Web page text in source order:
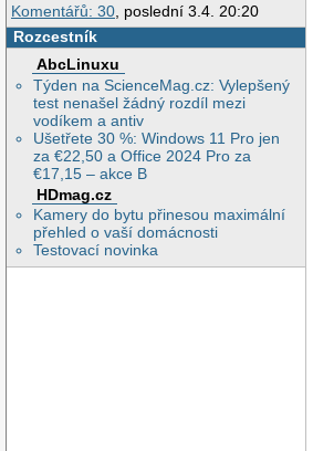
Komentářů: 30, poslední 3.4. 20:20
Rozcestník
AbcLinuxu
Týden na ScienceMag.cz: Vylepšený
test nenašel žádný rozdíl mezi
vodíkem a antiv
Ušetřete 30 %: Windows 11 Pro jen
za €22,50 a Office 2024 Pro za
€17,15 – akce B
HDmag.cz
Kamery do bytu přinesou maximální
přehled o vaší domácnosti
Testovací novinka